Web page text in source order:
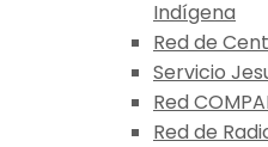
Indígena
Red de
Servicio
Red
Red de